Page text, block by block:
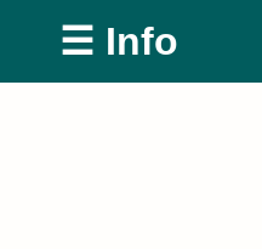
☰ Info